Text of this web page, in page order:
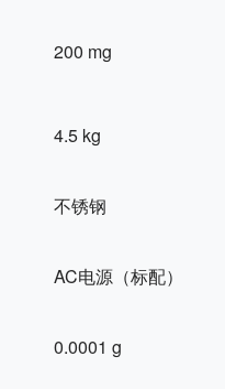
200 mg
4.5 kg
不锈钢
AC电源（标配）
0.0001 g